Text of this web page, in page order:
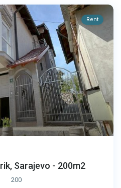
Rent
Sarajevo - 200m2
200